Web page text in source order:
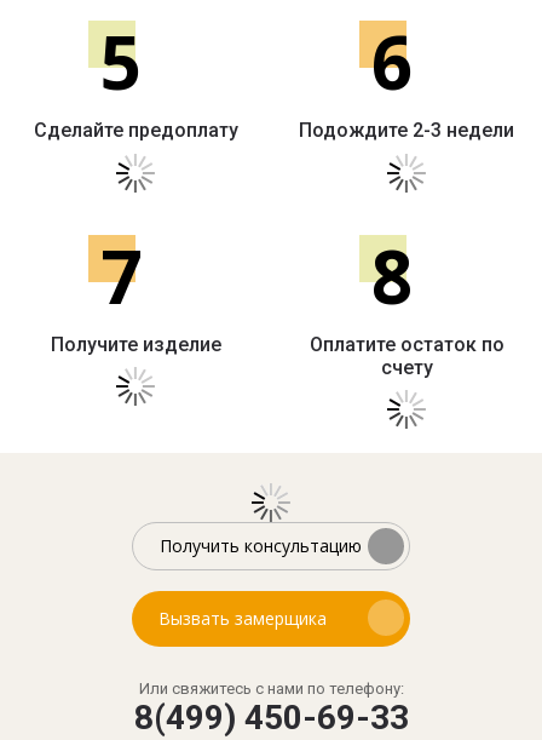
5
Сделайте предоплату
6
Подождите 2-3 недели
7
Получите изделие
8
Оплатите остаток по
счету
Получить консультацию
Вызвать замерщика
Или свяжитесь с нами по телефону:
8(499) 450-69-33